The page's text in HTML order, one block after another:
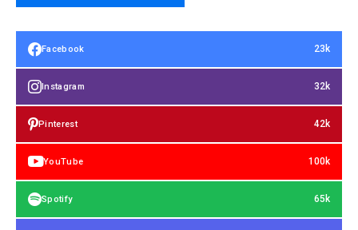
Facebook 23k
Instagram 32k
Pinterest 42k
YouTube 100k
Spotify 65k